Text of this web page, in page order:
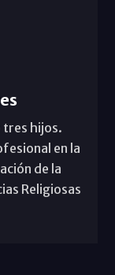
tres hijos.
en la
de la
Religiosas